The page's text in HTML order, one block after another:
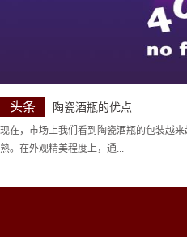
头条 陶瓷酒瓶的优点
现在，市场上我们看到陶瓷酒瓶的包装越
熟。在外观精美程度上，通...